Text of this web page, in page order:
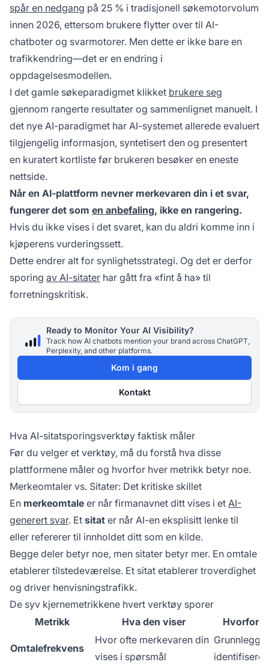
spår en nedgang på 25 % i tradisjonell søkemotorvolum
innen 2026, ettersom brukere flytter over til AI-
chatboter og svarmotorer. Men dette er ikke bare en
trafikkendring—det er en endring i
oppdagelsesmodellen.
I det gamle søkeparadigmet klikket brukere seg
gjennom rangerte resultater og sammenlignet manuelt. I
det nye AI-paradigmet har AI-systemet allerede evaluert
tilgjengelig informasjon, syntetisert den og presentert
en kuratert kortliste før brukeren besøker en eneste
nettside.
Når en AI-plattform nevner merkevaren din i et svar,
fungerer det som en anbefaling, ikke en rangering.
Hvis du ikke vises i det svaret, kan du aldri komme inn i
kjøperens vurderingssett.
Dette endrer alt for synlighetsstrategi. Og det er derfor
sporing av AI-sitater har gått fra «fint å ha» til
forretningskritisk.
Ready to Monitor Your AI Visibility?
Track how AI chatbots mention your brand across ChatGPT,
Perplexity, and other platforms.
Kom i gang
Kontakt
Hva AI-sitatsporingsverktøy faktisk måler
Før du velger et verktøy, må du forstå hva disse
plattformene måler og hvorfor hver metrikk betyr noe.
Merkeomtaler vs. Sitater: Det kritiske skillet
En merkeomtale er når firmanavnet ditt vises i et AI-
generert svar. Et sitat er når AI-en eksplisitt lenke til
eller refererer til innholdet ditt som en kilde.
Begge deler betyr noe, men sitater betyr mer. En omtale
etablerer tilstedeværelse. Et sitat etablerer troverdighet
og driver henvisningstrafikk.
De syv kjernemetrikkene hvert verktøy sporer
Metrikk
Hva den viser Hvorfor
Omtalefrekvens
Hvor ofte merkevaren din
vises i spørsmål